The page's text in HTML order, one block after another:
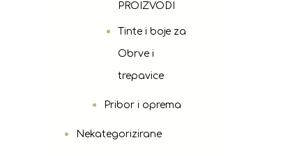
PROIZVODI
Tinte i boje za
Obrve i
trepavice
Pribor i oprema
Nekategorizirane